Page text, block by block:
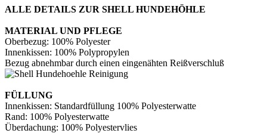
ALLE DETAILS ZUR SHELL HUNDEHÖHLE
MATERIAL UND PFLEGE
Oberbezug: 100% Polyester
Innenkissen: 100% Polypropylen
Bezug abnehmbar durch einen eingenähten Reißverschluß
FÜLLUNG
Innenkissen: Standardfüllung 100% Polyesterwatte
Rand: 100% Polyesterwatte
Überdachung: 100% Polyestervlies